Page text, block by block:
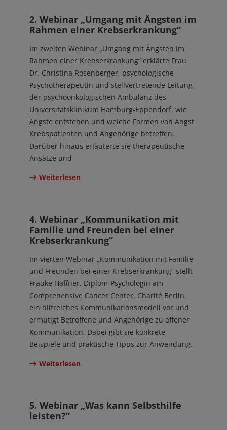
2. Webinar „Umgang mit Ängsten im
Rahmen einer Krebserkrankung“
Im zweiten Webinar „Umgang mit Ängsten im
Rahmen einer Krebserkrankung“ erklärte Frau
Dr. Christina Rosenberger, psychologische
Psychotherapeutin und stellvertretende Leitung
der psychoonkologischen Ambulanz des
Universitätsklinikum Hamburg-Eppendorf, wie
Ängste entstehen und welche Formen von Angst
Krebspatienten und Angehörige betreffen.
Darüber hinaus erläuterte sie therapeutische
Ansätze und
Weiterlesen
4. Webinar „Kommunikation mit
Familie und Freunden bei einer
Krebserkrankung“
Im vierten Webinar „Kommunikation mit Familie
und Freunden bei einer Krebserkrankung“ stellt
Frauke Haffner, Diplom-Psychologin am
Comprehensive Cancer Center, Charité Berlin,
ein hilfreiches Kommunikationsmodell vor und
ermutigt Betroffene und Angehörige zu offener
Kommunikation. Dabei gibt sie konkrete
Beispiele und praktische Tipps zur Anwendung.
Weiterlesen
5. Webinar „Was kann Selbsthilfe
leisten?“